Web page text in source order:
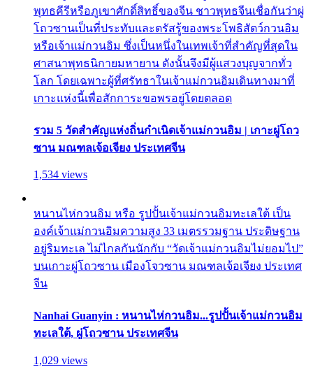
พุทธคีรีหรือภูเขาศักดิ์สิทธิ์ของจีน ชาวพุทธจีนเชื่อกันว่าผู่
โถวซานเป็นที่ประทับและตรัสรู้ของพระโพธิสัตว์กวนอิม
หรือเจ้าแม่กวนอิม ซึ่งเป็นหนึ่งในเทพเจ้าที่สำคัญที่สุดใน
ศาสนาพุทธนิกายมหายาน ดังนั้นจึงมีผู้แสวงบุญจากทั่ว
โลก โดยเฉพาะผู้ที่ศรัทธาในเจ้าแม่กวนอิมเดินทางมาที่
เกาะแห่งนี้เพื่อสักการะขอพรอยู่โดยตลอด
รวม 5 วัดสำคัญแห่งถิ่นกำเนิดเจ้าแม่กวนอิม | เกาะผู่โถว
ซาน มณฑลเจ้อเจียง ประเทศจีน
1,534 views
หนานไห่กวนอิม หรือ รูปปั้นเจ้าแม่กวนอิมทะเลใต้ เป็น
องค์เจ้าแม่กวนอิมความสูง 33 เมตรรวมฐาน ประดิษฐาน
อยู่ริมทะเล ไม่ไกลกันนักกับ “วัดเจ้าแม่กวนอิมไม่ยอมไป”
บนเกาะผู่โถวซาน เมืองโจวซาน มณฑลเจ้อเจียง ประเทศ
จีน
Nanhai Guanyin : หนานไห่กวนอิม...รูปปั้นเจ้าแม่กวนอิม
ทะเลใต้, ผู่โถวซาน ประเทศจีน
1,029 views